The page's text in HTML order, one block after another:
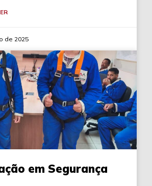
de 2025
em Segurança